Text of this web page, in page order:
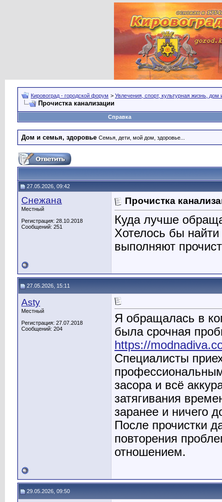
Кировоград - городской форум > Увлечения, спорт, культурная жизнь, дом
Прочистка канализации
Справка
Дом и семья, здоровье Семья, дети, мой дом, здоровье...
27.05.2026, 09:42
Снежана
Местный
Регистрация: 28.10.2018
Сообщений: 251
Прочистка
Куда лучше
Хотелось бы
выполняют
27.05.2026, 15:11
Asty
Местный
Регистрация: 27.07.2018
Сообщений: 204
Я обращалась в
была срочная
https://
Специалисты
засора и всё
затягивания
заранее и ничего
После прочистки
повторения
отношением.
29.05.2026, 09:50